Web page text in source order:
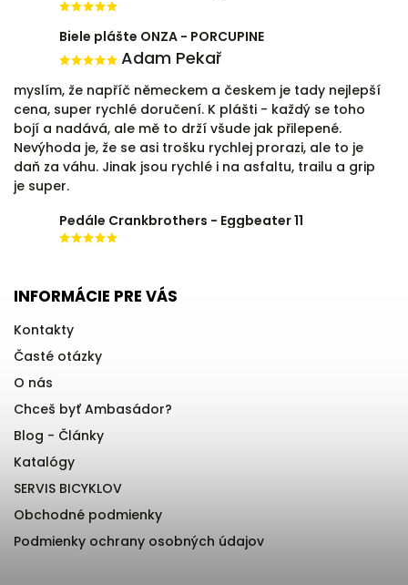
Biele plášte ONZA - PORCUPINE
Adam Pekař
myslím, že napříč německem a českem je tady nejlepší
cena, super rychlé doručení. K plášti - každý se toho
bojí a nadává, ale mě to drží všude jak přilepené.
Nevýhoda je, že se asi trošku rychlej prorazi, ale to je
daň za váhu. Jinak jsou rychlé i na asfaltu, trailu a grip
je super.
Pedále Crankbrothers - Eggbeater 11
INFORMÁCIE PRE VÁS
Kontakty
Časté otázky
O nás
Chceš byť Ambasádor?
Blog - Články
Katalógy
SERVIS BICYKLOV
Obchodné podmienky
Podmienky ochrany osobných údajov